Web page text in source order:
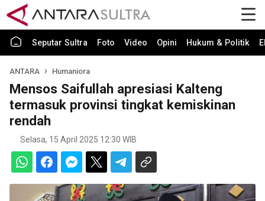
Seputar Sultra Foto Video Opini Hukum & Politik
ANTARA Humaniora
Mensos Saifullah apresiasi Kalteng
termasuk provinsi tingkat kemiskinan
rendah
Selasa, 15 April 2025 12:30 WIB